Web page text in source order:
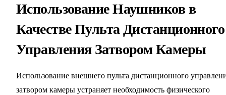
Использование Наушников в
Качестве Пульта Дистанционного
Управления Затвором Камеры
Использование внешнего пульта дистанционного
затвором камеры устраняет необходимость физического